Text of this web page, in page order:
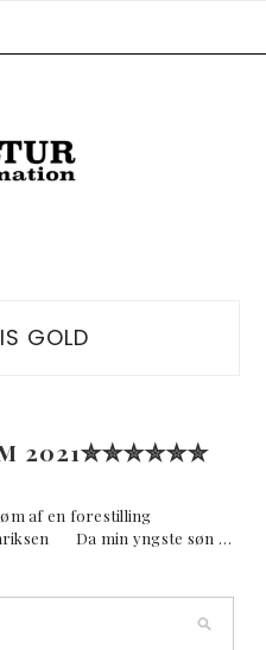
GOLD
2021✮✮✮✮✮✮
af en forestilling
Da min yngste søn …